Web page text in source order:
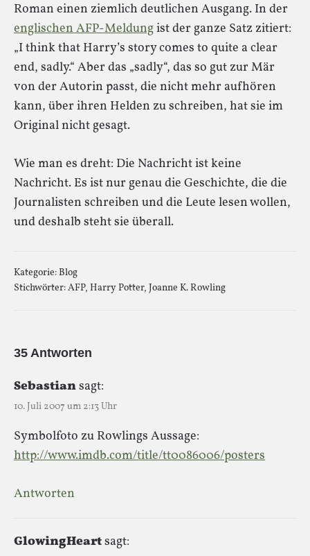
Roman einen ziemlich deutlichen Ausgang. In der
englischen AFP-Meldungist der ganze Satz zitiert:
„I think that Harry’s story comes to quite a clear
end, sadly.“ Aber das „sadly“, das so gut zur Mär
von der Autorin passt, die nicht mehr aufhören
kann, über ihren Helden zu schreiben, hat sie im
Original nicht gesagt.
Wie man es dreht: Die Nachricht ist keine
Nachricht. Es ist nur genau die Geschichte, die die
Journalisten schreiben und die Leute lesen wollen,
und deshalb steht sie überall.
Kategorie:Blog
Stichwörter:AFP, Harry Potter, Joanne K. Rowling
35 Antworten
Sebastiansagt:
10. Juli 2007 um 2:13 Uhr
Symbolfoto zu Rowlings Aussage:
http://www.imdb.com/title/tt0086006/posters
Antworten
GlowingHeartsagt: